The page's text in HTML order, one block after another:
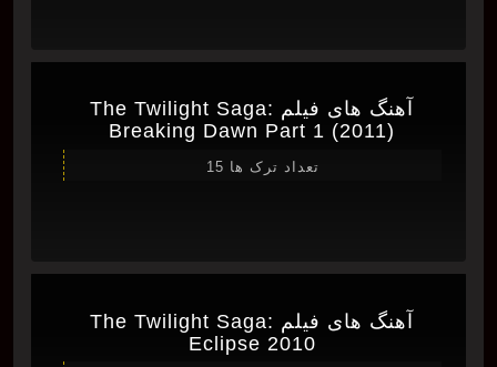
آهنگ های فیلم The Twilight Saga:
Breaking Dawn Part 1 (2011)
تعداد ترک ها 15
آهنگ های فیلم The Twilight Saga:
Eclipse 2010